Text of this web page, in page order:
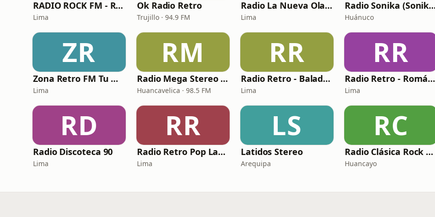
RADIO ROCK FM - Rock en Español
Lima
Ok Radio Retro
Trujillo · 94.9 FM
Radio La Nueva Ola Inolvidable
Lima
Radio Sonika
Huánuco
ZR
Zona Retro FM Tu Musica
Lima
RM
Radio Mega Stereo 98.5 FM
Huancavelica · 98.5 FM
RR
Radio Retro - Baladas en Inglés
Lima
RR
Radio Retro - Romántica
Lima
RD
Radio Discoteca 90
Lima
RR
Radio Retro Pop Latino
Lima
LS
Latidos Stereo
Arequipa
RC
Radio Clásica Rock & Pop
Huancayo